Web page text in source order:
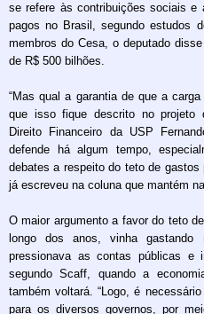
se refere às contribuições sociais
pagos no Brasil, segundo estudos
membros do Cesa, o deputado
de R$ 500 bilhões.
“Mas qual a garantia de que a
que isso fique descrito no projeto
Direito Financeiro da USP
defende há algum tempo,
debates a respeito do teto de
já escreveu na coluna que mantém
O maior argumento a favor do teto
longo dos anos, vinha
pressionava as contas públicas e
segundo Scaff, quando a
também voltará. “Logo, é
para os diversos governos, por